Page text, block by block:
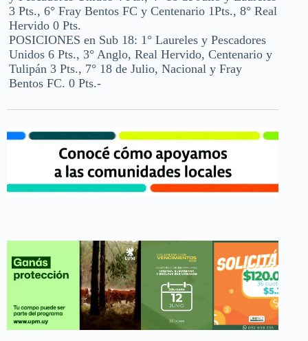
3 Pts., 6° Fray Bentos FC y Centenario 1Pts., 8° Real
Hervido 0 Pts.
POSICIONES en Sub 18: 1° Laureles y Pescadores
Unidos 6 Pts., 3° Anglo, Real Hervido, Centenario y
Tulipán 3 Pts., 7° 18 de Julio, Nacional y Fray
Bentos FC. 0 Pts.-